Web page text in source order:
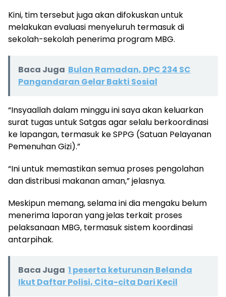
Kini, tim tersebut juga akan difokuskan untuk
melakukan evaluasi menyeluruh termasuk di
sekolah-sekolah penerima program MBG.
Baca Juga Bulan Ramadan, DPC 234 SC
Pangandaran Gelar Bakti Sosial
“Insyaallah dalam minggu ini saya akan keluarkan
surat tugas untuk Satgas agar selalu berkoordinasi
ke lapangan, termasuk ke SPPG (Satuan Pelayanan
Pemenuhan Gizi).”
“Ini untuk memastikan semua proses pengolahan
dan distribusi makanan aman,” jelasnya.
Meskipun memang, selama ini dia mengaku belum
menerima laporan yang jelas terkait proses
pelaksanaan MBG, termasuk sistem koordinasi
antarpihak.
Baca Juga 1 peserta keturunan Belanda
Ikut Daftar Polisi, Cita-cita Dari Kecil